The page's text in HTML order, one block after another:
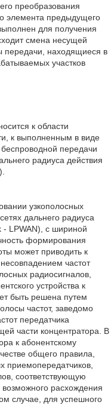
преобразования
элемента предыдущего
для получения
смена несущей
передачи, находящиеся в
участков
к области
к выполненным в виде
передачи
радиуса действия
узкополосных
дальнего радиуса
- LPWAN), с шириной
формирования
может приводить к
частот
радиосигналов,
устройства к
быть решена путем
частот, заведомо
передатчика
части концентратора. В
к абонентскому
общего правила,
приемопередатчиков,
соответствующую
расхождения
случае, для успешного